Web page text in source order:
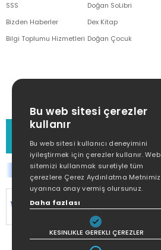
SSS
Bizden Haberler
Bilgi Toplumu Hizmetleri
Doğan SoLibri
Dex Kitap
Doğan Çocuk
MÜŞTERİ HİZMETLERİ
(0212) 373 77 00
SİTEMİZ
KORUNMAKTADIR.
Bu web sitesi çerezler
kullanır
Bu web sitesi kullanıcı deneyimini
iyileştirmek için çerezler kullanır. Web
sitemizi kullanmak suretiyle tüm
çerezlere Çerez Aydınlatma Metnimiz
uyarınca onay vermiş olursunuz.
Daha fazlası
KESINLIKLE GEREKLI ÇEREZLER